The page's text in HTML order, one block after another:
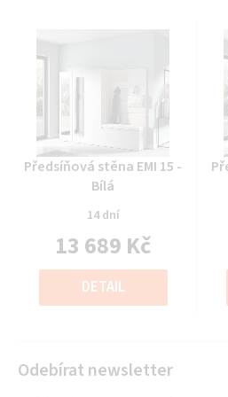
Průměrné
hodnocení
produktu
je
0,0
5
hvězdiček.
Předsíňová stěna EMI 15 -
Bílá
14 dní
13 689 Kč
Měrná
cena:
DETAIL
Odebírat newsletter